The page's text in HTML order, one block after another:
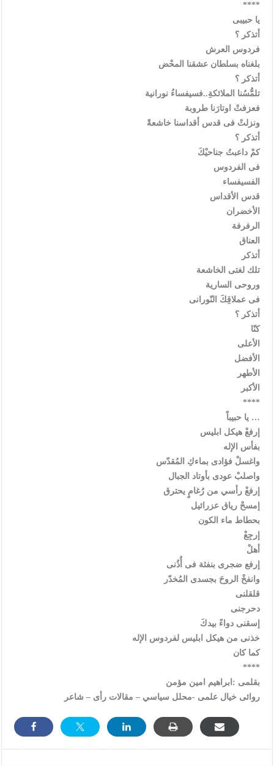
****
يا حبيبى
أتذكر ؟
فردوس العرش
بلغناه بسلطان عشقنا المحْض
أتذكر ؟
تلمُّسُنا الملائكةِ..فسيفساءُ نورانية
فعزفتْ اوتارَنا طروبة
ونزلتْ فى قدس أقداسنا خاشعةً
أتذكر ؟
كمْ داعبتُ جناحيْكَ
فى الفردوس
الفسيفساء
قدس الأقداس
الأخضران
الرفرفة
العناق
أتذكر
تلك لغتى الخاشعة
وروحى السارية
فى عملاقِكَ النّورانى
أتذكر ؟
كنّا
الأعلى
الأفضل
الأطهر
الأكبر
****
يا حبيباً …
إرفعْ هيكل ابليس
بفأس الإله
واغسلْ فؤادى بماءكِ المُقدّس
واصلبْ عودى بأوتاد الجبال
إرفعْ رأسي من رُغامٍ يحترق
إمسحْ رياق عزرائيل
بحطاط ماء الكون
إرجِعْ
أهلْ
إرفع ضجرى بنفثة فى أُذُنى
وانفخْ الروحَ بجسدى المُخدّر
قلقلنى
دحرجنى
إسقنى دواءً بيدكَ
خذنى من هيكل ابليس لفردوس الإله
كما كان
****
بقلمى :ابراهيم امين مؤمن
روائى خيال علمى -محلل سياسي – مقالات رأى – شاعر